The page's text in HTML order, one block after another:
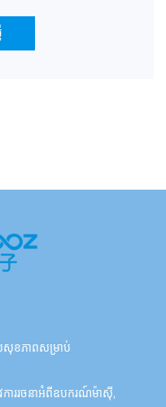
សុខភាពសម្រាប់
ាររចនាអំពីឧបករណ៍ម៉ាស៊ី,